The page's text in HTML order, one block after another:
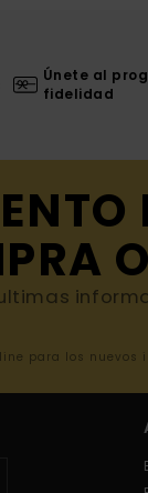
Únete al
fidelidad
para los nuevos